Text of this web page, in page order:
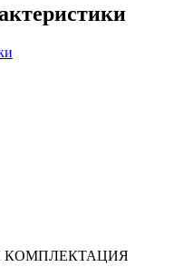
КОМПЛЕКТАЦИЯ